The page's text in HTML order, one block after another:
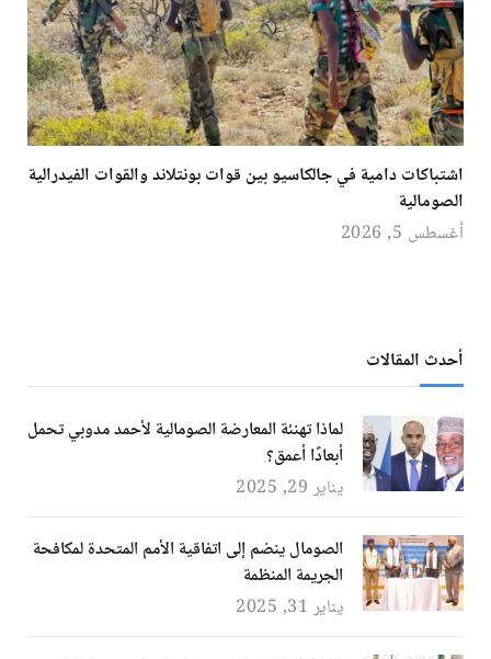
اشتباكات دامية في جالكاسيو بين قوات بونتلاند والقوات الفيدرالية
الصومالية
أغسطس 5, 2026
أحدث المقالات
لماذا تهنئة المعارضة الصومالية لأحمد مدوبي تحمل
أبعادًا أعمق؟
يناير 29, 2025
الصومال ينضم إلى اتفاقية الأمم المتحدة لمكافحة
الجريمة المنظمة
يناير 31, 2025